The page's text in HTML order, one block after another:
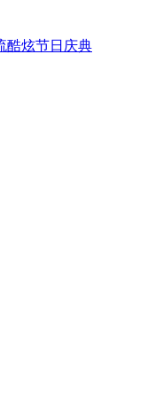
酷炫节日庆典